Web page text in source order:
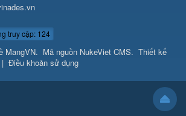
truy cập: 124
MangVN. Mã nguồn NukeViet CMS. Thiết kế
| Điều khoản sử dụng